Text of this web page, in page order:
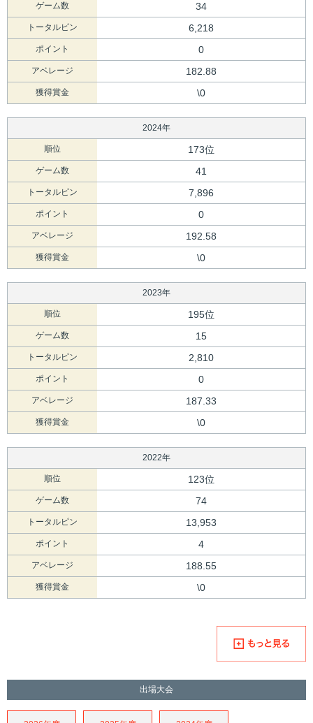
ゲーム数 34
トータルピン 6,218
ポイント 0
アベレージ 182.88
獲得賞金 \0
2024年
順位 173位
ゲーム数 41
トータルピン 7,896
ポイント 0
アベレージ 192.58
獲得賞金 \0
2023年
順位 195位
ゲーム数 15
トータルピン 2,810
ポイント 0
アベレージ 187.33
獲得賞金 \0
2022年
順位 123位
ゲーム数 74
トータルピン 13,953
ポイント 4
アベレージ 188.55
獲得賞金 \0
出場大会